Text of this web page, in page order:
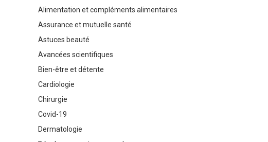
Alimentation et compléments alimentaires
Assurance et mutuelle santé
Astuces beauté
Avancées scientifiques
Bien-être et détente
Cardiologie
Chirurgie
Covid-19
Dermatologie